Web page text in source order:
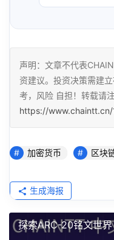
声明：文章不代表
资建议。投资决策需建
考，风险 自担！转载请注
https://
加密货币 区块
生成海报
探索ARC-20铭文世